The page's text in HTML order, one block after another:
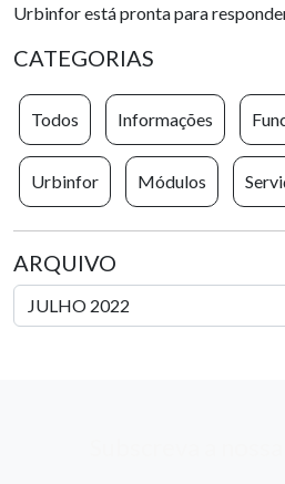
Urbinfor está pronta para
CATEGORIAS
Todos Informações
Urbinfor Módulos
ARQUIVO